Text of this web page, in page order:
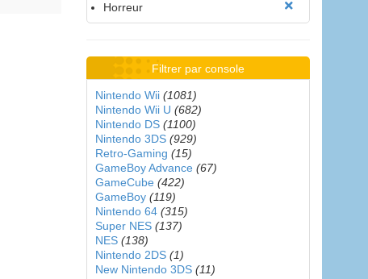
Horreur
Filtrer par console
Nintendo Wii (1081)
Nintendo Wii U (682)
Nintendo DS (1100)
Nintendo 3DS (929)
Retro-Gaming (15)
GameBoy Advance (67)
GameCube (422)
GameBoy (119)
Nintendo 64 (315)
Super NES (137)
NES (138)
Nintendo 2DS (1)
New Nintendo 3DS (11)